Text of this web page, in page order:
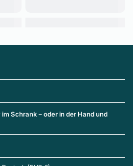
Schrank – oder in der Hand und